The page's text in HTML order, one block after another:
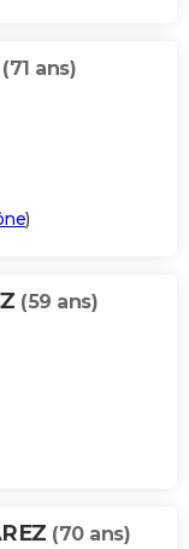
(71 ans)
)
(59 ans)
(70 ans)